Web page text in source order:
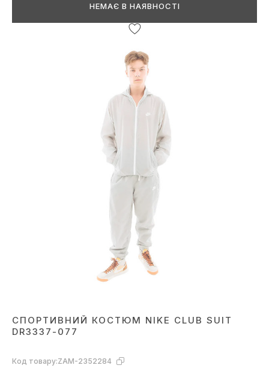
НЕМАЄ В НАЯВНОСТІ
СПОРТИВНИЙ КОСТЮМ NIKE CLUB SUIT
DR3337-077
Код товару:ZAM-2352284